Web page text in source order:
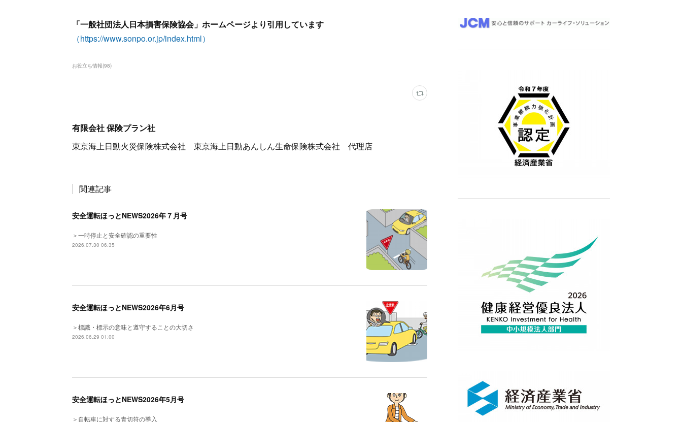
「一般社団法人日本損害保険協会」ホームページより引用しています
（https://www.sonpo.or.jp/index.html）
お役立ち情報(98)
有限会社 保険プラン社
東京海上日動火災保険株式会社 東京海上日動あんしん生命保険株式会社 代理店
関連記事
安全運転ほっとNEWS2026年７月号
＞一時停止と安全確認の重要性
2026.07.30 06:35
安全運転ほっとNEWS2026年6月号
＞標識・標示の意味と遵守することの大切さ
2026.06.29 01:00
安全運転ほっとNEWS2026年5月号
＞自転車に対する青切符の導入